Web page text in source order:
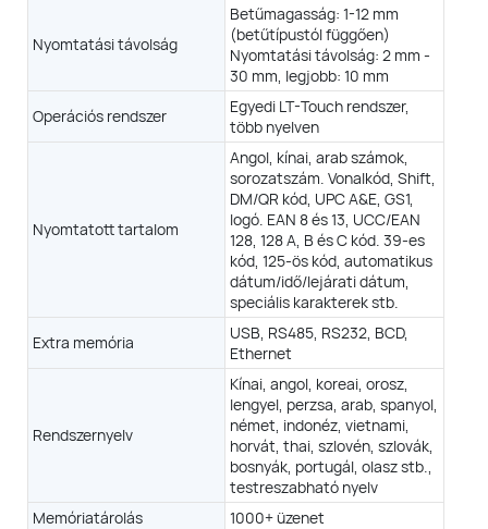
Nyomtatási távolság
Betűmagasság: 1-12 mm
(betűtípustól függően)
Nyomtatási távolság: 2 mm -
30 mm, legjobb: 10 mm
Operációs rendszer
Egyedi LT-Touch rendszer,
több nyelven
Nyomtatott tartalom
Angol, kínai, arab számok,
sorozatszám. Vonalkód, Shift,
DM/QR kód, UPC A&E, GS1,
logó. EAN 8 és 13, UCC/EAN
128, 128 A, B és C kód. 39-es
kód, 125-ös kód, automatikus
dátum/idő/lejárati dátum,
speciális karakterek stb.
Extra memória
USB, RS485, RS232, BCD,
Ethernet
Rendszernyelv
Kínai, angol, koreai, orosz,
lengyel, perzsa, arab, spanyol,
német, indonéz, vietnami,
horvát, thai, szlovén, szlovák,
bosnyák, portugál, olasz stb.,
testreszabható nyelv
Memóriatárolás
1000+ üzenet
(7X5 mátrix) 1-4 sor (7X5 mátrix)
1-5 sor (5X5-ös mátrix)
Max. sebesség = 537 m/perc @
5x5
32X22 3 vonal: 5X5, 7X5, 9x6 5 vonal: 5X5
mm
Betűmagasság: 0,86–12 mm
Nyomtatási távolság: 2 mm - 30
mm, legjobb: 10 mm
Vonalkód, Shift, DM/QR-kód, UPC A&E, GS1, logó.
39-es kód, 125-ös kód, automatikus dátum/idő/lejárati dátum,
arab, spanyol, német, indonéz, vietnami, horvát, thai, szlovén,
olasz stb., testreszabható nyelv
1000+ üzenet